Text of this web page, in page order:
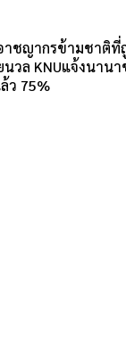
ชญากรข้ามชาติที่
วล KNUแจ้งนาน
ว 75%